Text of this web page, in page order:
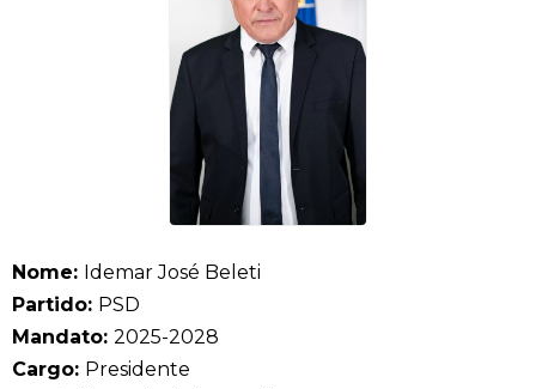
Nome: Idemar José Beleti
Partido: PSD
Mandato: 2025-2028
Cargo: Presidente